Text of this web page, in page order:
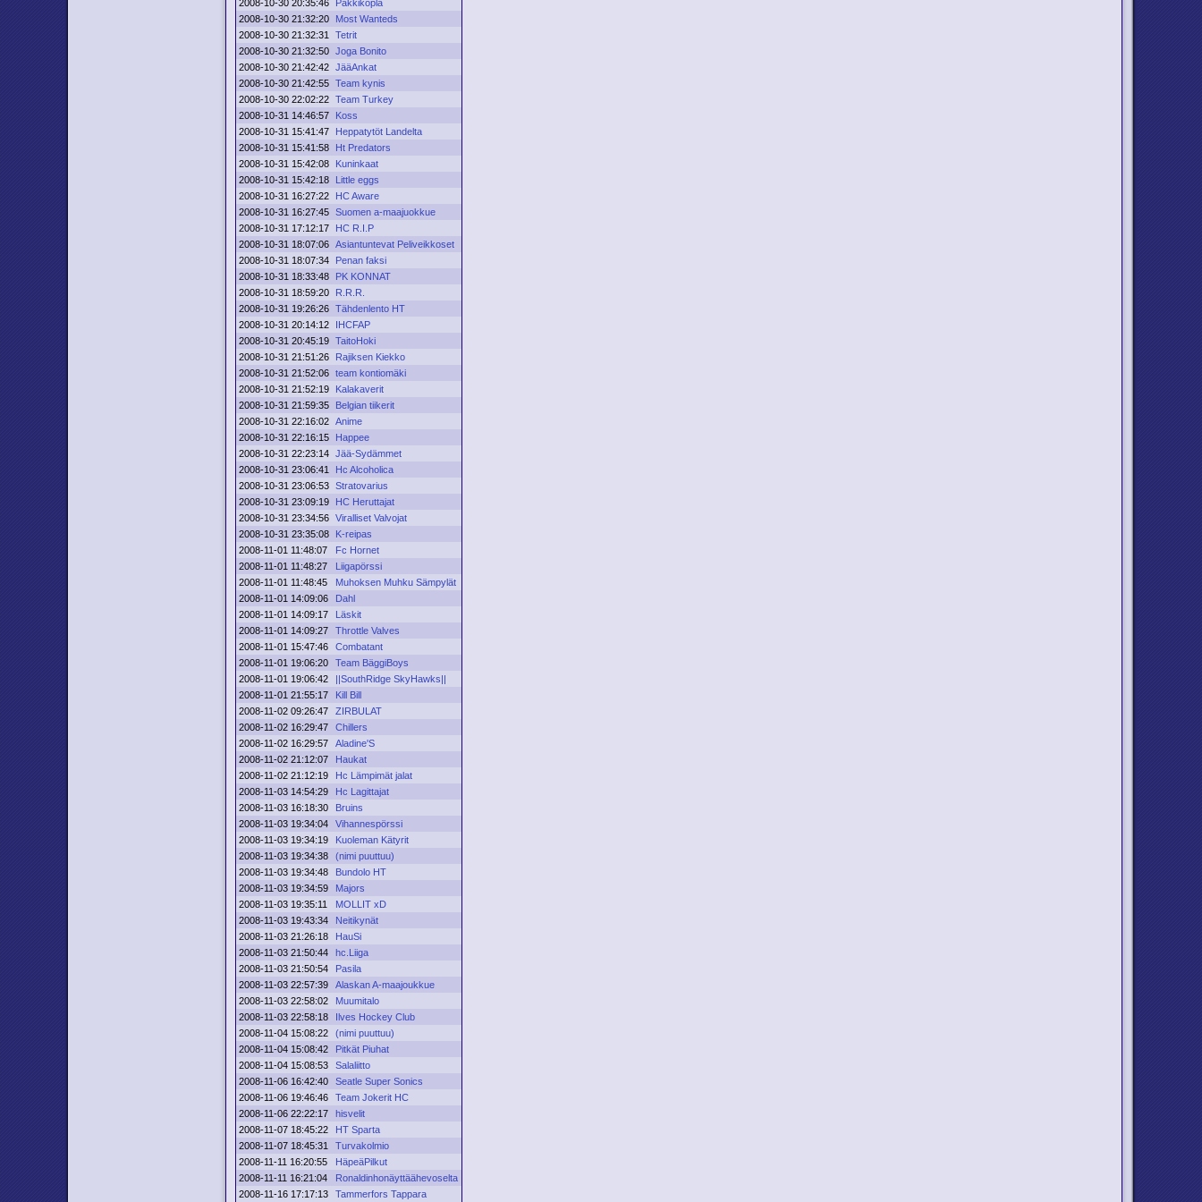
2008-10-30 20:35:46
Pakkikopla
2008-10-30 21:32:20
Most Wanteds
2008-10-30 21:32:31
Tetrit
2008-10-30 21:32:50 Joga Bonito
2008-10-30 21:42:42 JääAnkat
2008-10-30 21:42:55 Team kynis
2008-10-30 22:02:22 Team Turkey
2008-10-31 14:46:57
Koss
2008-10-31 15:41:47
Heppatytöt Landelta
2008-10-31 15:41:58
Ht Predators
2008-10-31 15:42:08
Kuninkaat
2008-10-31 15:42:18
Little eggs
2008-10-31 16:27:22
HC Aware
2008-10-31 16:27:45 Suomen a-maajuokkue
2008-10-31 17:12:17
HC R.I.P
2008-10-31 18:07:06 Asiantuntevat Peliveikkoset
2008-10-31 18:07:34
Penan faksi
2008-10-31 18:33:48
PK KONNAT
2008-10-31 18:59:20
R.R.R.
2008-10-31 19:26:26 Tähdenlento HT
2008-10-31 20:14:12
IHCFAP
2008-10-31 20:45:19 TaitoHoki
2008-10-31 21:51:26
Rajiksen Kiekko
2008-10-31 21:52:06 team kontiomäki
2008-10-31 21:52:19
Kalakaverit
2008-10-31 21:59:35
Belgian tiikerit
2008-10-31 22:16:02 Anime
2008-10-31 22:16:15
Happee
2008-10-31 22:23:14 Jää-Sydämmet
2008-10-31 23:06:41
Hc Alcoholica
2008-10-31 23:06:53 Stratovarius
2008-10-31 23:09:19
HC Heruttajat
2008-10-31 23:34:56 Viralliset Valvojat
2008-10-31 23:35:08
K-reipas
2008-11-01 11:48:07
Fc Hornet
2008-11-01 11:48:27
Liigapörssi
2008-11-01 11:48:45
Muhoksen Muhku Sämpylät
2008-11-01 14:09:06
Dahl
2008-11-01 14:09:17
Läskit
2008-11-01 14:09:27
Throttle Valves
2008-11-01 15:47:46
Combatant
2008-11-01 19:06:20
Team BäggiBoys
2008-11-01 19:06:42
||SouthRidge SkyHawks||
2008-11-01 21:55:17
Kill Bill
2008-11-02 09:26:47
ZIRBULAT
2008-11-02 16:29:47
Chillers
2008-11-02 16:29:57
Aladine'S
2008-11-02 21:12:07
Haukat
2008-11-02 21:12:19
Hc Lämpimät jalat
2008-11-03 14:54:29
Hc Lagittajat
2008-11-03 16:18:30
Bruins
2008-11-03 19:34:04
Vihannespörssi
2008-11-03 19:34:19
Kuoleman Kätyrit
2008-11-03 19:34:38
(nimi puuttuu)
2008-11-03 19:34:48
Bundolo HT
2008-11-03 19:34:59
Majors
2008-11-03 19:35:11
MOLLIT xD
2008-11-03 19:43:34
Neitikynät
2008-11-03 21:26:18
HauSi
2008-11-03 21:50:44
hc.Liiga
2008-11-03 21:50:54
Pasila
2008-11-03 22:57:39
Alaskan A-maajoukkue
2008-11-03 22:58:02
Muumitalo
2008-11-03 22:58:18
Ilves Hockey Club
2008-11-04 15:08:22
(nimi puuttuu)
2008-11-04 15:08:42
Pitkät Piuhat
2008-11-04 15:08:53
Salaliitto
2008-11-06 16:42:40
Seatle Super Sonics
2008-11-06 19:46:46
Team Jokerit HC
2008-11-06 22:22:17
hisvelit
2008-11-07 18:45:22
HT Sparta
2008-11-07 18:45:31
Turvakolmio
2008-11-11 16:20:55
HäpeäPilkut
2008-11-11 16:21:04
Ronaldinhonäyttäähevoselta
2008-11-16 17:17:13
Tammerfors Tappara